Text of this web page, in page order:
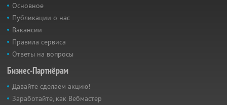
Основное
Публикации о нас
Вакансии
Правила сервиса
Ответы на вопросы
Бизнес-Партнёрам
Давайте сделаем акцию!
Заработайте, как Вебмастер